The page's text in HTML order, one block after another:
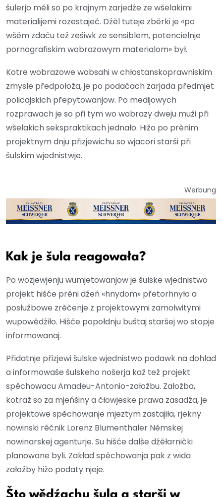
šulerjo měli so po krajnym zarjedźe ze wšelakimi
materialijemi rozestajeć. Dźěl tuteje zběrki je «po
wšěm zdaću tež zešiwk ze sensiblem, potencielnje
pornografiskim wobrazowym materialom» był.
Kotre wobrazowe wobsahi w chłostanskoprawniskim
zmysle předpołoža, je po podaćach zarjada předmjet
policajskich přepytowanjow. Po medijowych
rozprawach je so při tym wo wobrazy dweju muži při
wšelakich sekspraktikach jednało. Hižo po prěnim
projektnym dnju přizjewichu so wjacori starši při
šulskim wjednistwje.
Werbung
Kak je šula reagowała?
Po wozjewjenju wumjetowanjow je šulske wjednistwo
projekt hišće prěni dźeń «hnydom» přetorhnyło a
posłužbowe zrěčenje z projektowymi zamołwitymi
wupowědźiło. Hišće popołdnju buštaj staršej wo stopje
informowanaj.
Přidatnje přizjewi šulske wjednistwo podawk na dohlad
a informowaše šulskeho nošerja kaž tež projekt
spěchowacu Amadeu-Antonio-załožbu. Załožba,
kotraž so za mjeńšiny a čłowjeske prawa zasadźa, je
projektowe spěchowanje mjeztym zastajiła, rjekny
nowinski rěčnik Lorenz Blumenthaler Němskej
nowinarskej agenturje. Su hišće dalše dźěłarnički
planowane byli. Zakład spěchowanja pak z wida
załožby hižo podaty njeje.